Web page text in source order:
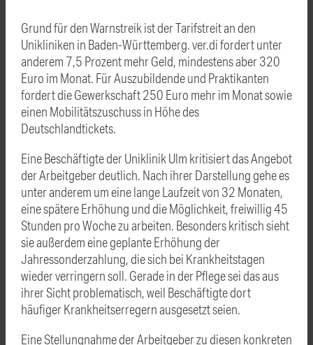
Grund für den Warnstreik ist der Tarifstreit an den
Unikliniken in Baden-Württemberg. ver.di fordert unter
anderem 7,5 Prozent mehr Geld, mindestens aber 320
Euro im Monat. Für Auszubildende und Praktikanten
fordert die Gewerkschaft 250 Euro mehr im Monat sowie
einen Mobilitätszuschuss in Höhe des
Deutschlandtickets.
Eine Beschäftigte der Uniklinik Ulm kritisiert das Angebot
der Arbeitgeber deutlich. Nach ihrer Darstellung gehe es
unter anderem um eine lange Laufzeit von 32 Monaten,
eine spätere Erhöhung und die Möglichkeit, freiwillig 45
Stunden pro Woche zu arbeiten. Besonders kritisch sieht
sie außerdem eine geplante Erhöhung der
Jahressonderzahlung, die sich bei Krankheitstagen
wieder verringern soll. Gerade in der Pflege sei das aus
ihrer Sicht problematisch, weil Beschäftigte dort
häufiger Krankheitserregern ausgesetzt seien.
Eine Stellungnahme der Arbeitgeber zu diesen konkreten